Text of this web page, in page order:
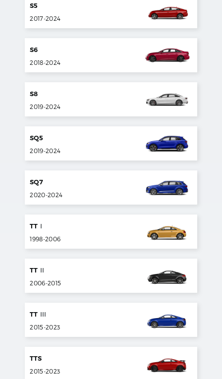
S5
2017-2024
S6
2018-2024
S8
2019-2024
SQ5
2019-2024
SQ7
2020-2024
TT I
1998-2006
TT II
2006-2015
TT III
2015-2023
TTS
2015-2023